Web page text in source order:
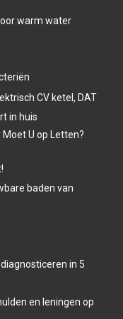
warm water
CV ketel, DAT
in huis
U op Letten?
baden van
in 5
en leningen op